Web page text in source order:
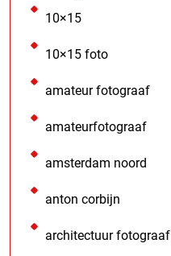
10×15
10×15 foto
amateur fotograaf
amateurfotograaf
amsterdam noord
anton corbijn
architectuur fotograaf